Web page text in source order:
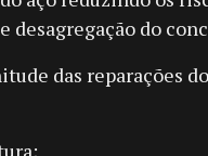
desagregação do
das reparações do